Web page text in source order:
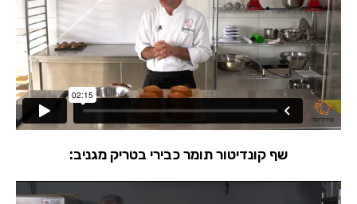
שף קונדיטור תומר כבירי בטריק מגניב: